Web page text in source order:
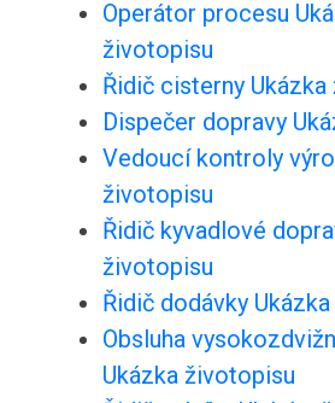
Operátor procesu
životopisu
Řidič cisterny
Dispečer dopravy
Vedoucí kontroly
životopisu
Řidič kyvadlové
životopisu
Řidič dodávky
Obsluha
Ukázka životopisu